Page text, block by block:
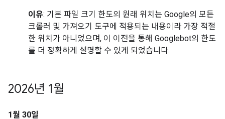
이유: 기본 파일 크기 한도의 원래 위치는 Google의 모든
크롤러 및 가져오기 도구에 적용되는 내용이라 가장 적절
한 위치가 아니었으며, 이 이전을 통해 Googlebot의 한도
를 더 정확하게 설명할 수 있게 되었습니다.
2026년 1월
1월 30일